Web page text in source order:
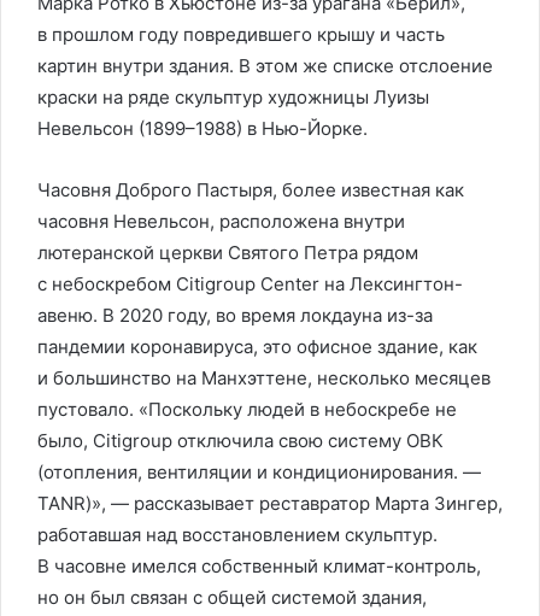
в прошлом году повредившего крышу и часть
картин внутри здания. В этом же списке отслоение
краски на ряде скульп­тур художницы Луизы
Невельсон (1899–1988) в Нью-Йорке.
Часовня Доброго Пастыря, более известная как
часовня Невельсон, расположена внутри
лютеранской церкви Святого Петра рядом
с небоскребом Citigroup Center на Лексингтон-
авеню. В 2020 году, во время локдауна из-за
пандемии коронавируса, это офисное здание, как
и большинство на Манхэттене, несколько месяцев
пустовало. «Поскольку людей в небоскребе не
было, Citigroup отключила свою систему ОВК
(отопления, вентиляции и кондиционирования. —
TANR)», — рассказывает реставратор Марта Зингер,
работавшая над восстановлением скульптур.
В часовне имелся собственный климат-контроль,
но он был связан с общей системой здания,